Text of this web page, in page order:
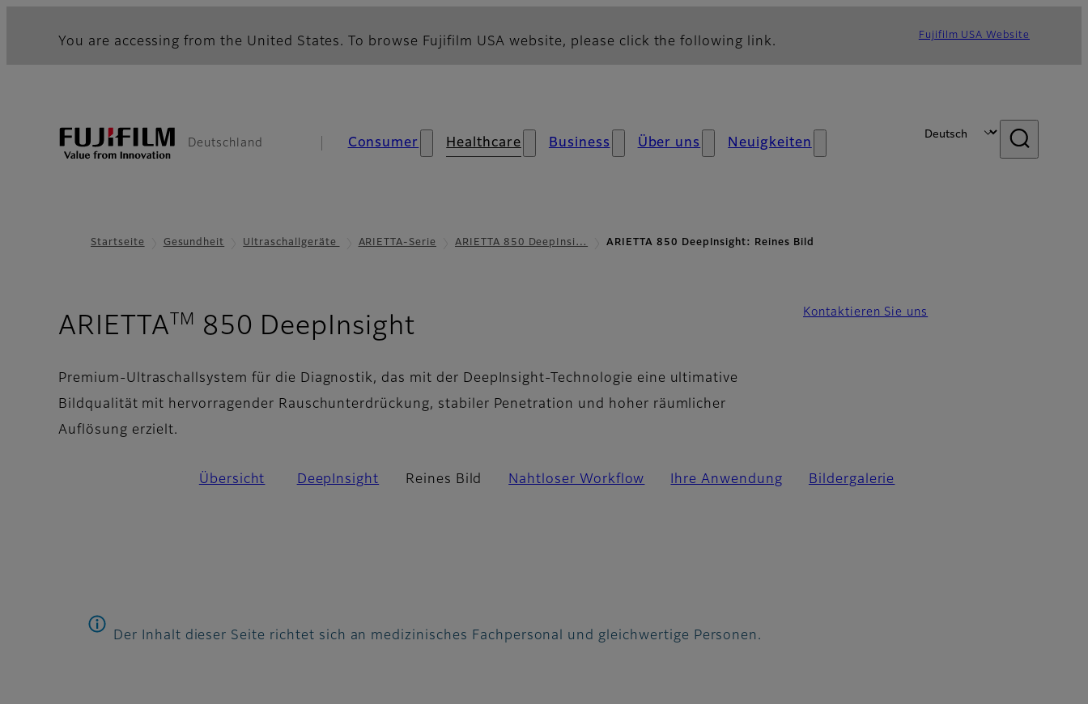
You are accessing from the United States. To browse Fujifilm USA website, please click the following link. Fujifilm USA Website
Deutschland Consumer Healthcare Business Über uns Neuigkeiten
Startseite Gesundheit Ultraschallgeräte ARIETTA-Serie ARIETTA 850 DeepInsi… ARIETTA 850 DeepInsight: Reines Bild
ARIETTA TM 850 DeepInsight
Premium-Ultraschallsystem für die Diagnostik, das mit der DeepInsight-Technologie eine ultimative
Bildqualität mit hervorragender Rauschunterdrückung, stabiler Penetration und hoher räumlicher
Auflösung erzielt.
Kontaktieren Sie uns
Übersicht DeepInsight Reines Bild Nahtloser Workflow Ihre Anwendung Bildergalerie
Der Inhalt dieser Seite richtet sich an medizinisches Fachpersonal und gleichwertige Personen.